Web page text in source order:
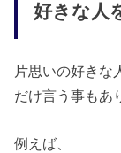
好きな人
片思いの好きな
だけ言う事もあ
例えば、